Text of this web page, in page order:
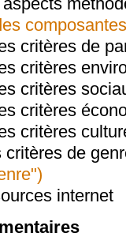
critères de
critères
critères
critères
critères
critères de
internet